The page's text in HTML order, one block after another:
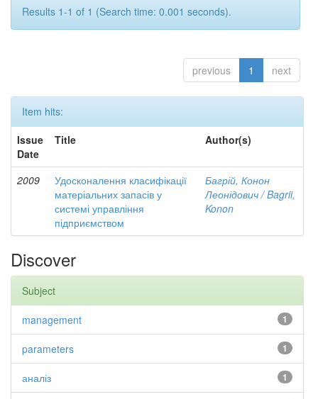
Results 1-1 of 1 (Search time: 0.001 seconds).
previous 1 next
Item hits:
Issue
Date
Title Author(s)
2009
Удосконалення класифікації
матеріальних запасів у
системі управління
підприємством
Багрій, Конон
Леонідович / Bagrii,
Konon
Discover
Subject
1
management
1
parameters
1
аналіз